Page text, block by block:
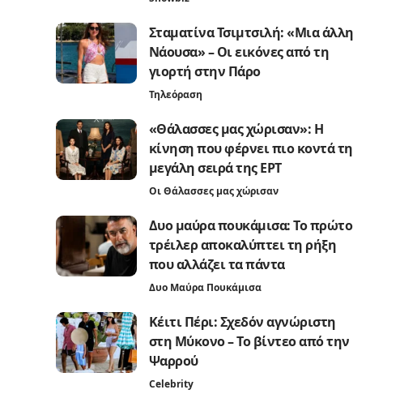
Σταματίνα Τσιμτσιλή: «Μια άλλη
Νάουσα» – Οι εικόνες από τη
γιορτή στην Πάρο
Τηλεόραση
«Θάλασσες μας χώρισαν»: Η
κίνηση που φέρνει πιο κοντά τη
μεγάλη σειρά της ΕΡΤ
Οι Θάλασσες μας χώρισαν
Δυο μαύρα πουκάμισα: Το πρώτο
τρέιλερ αποκαλύπτει τη ρήξη
που αλλάζει τα πάντα
Δυο Μαύρα Πουκάμισα
Κέιτι Πέρι: Σχεδόν αγνώριστη
στη Μύκονο – Το βίντεο από την
Ψαρρού
Celebrity